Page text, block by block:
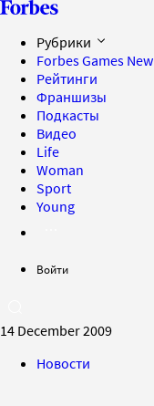
Рубрики
Forbes Games New
Рейтинги
Франшизы
Подкасты
Видео
Life
Woman
Sport
Young
Войти
14 December 2009
Новости